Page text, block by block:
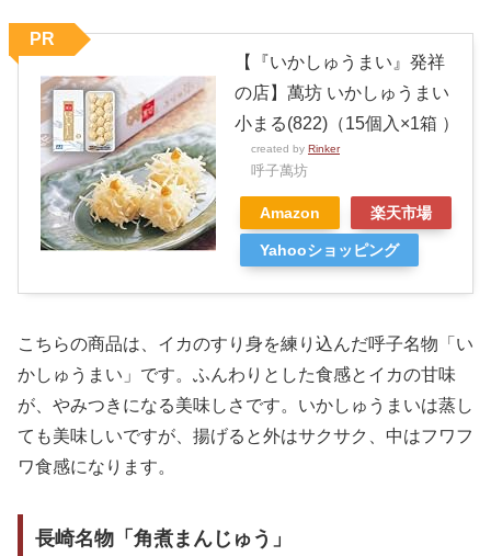
【『いかしゅうまい』発祥
の店】萬坊 いかしゅうまい
小まる(822)（15個入×1箱 ）
created by Rinker
呼子萬坊
Amazon 楽天市場
Yahooショッピング
PR
こちらの商品は、イカのすり身を練り込んだ呼子名物「い
かしゅうまい」です。ふんわりとした食感とイカの甘味
が、やみつきになる美味しさです。いかしゅうまいは蒸し
ても美味しいですが、揚げると外はサクサク、中はフワフ
ワ食感になります。
長崎名物「角煮まんじゅう」